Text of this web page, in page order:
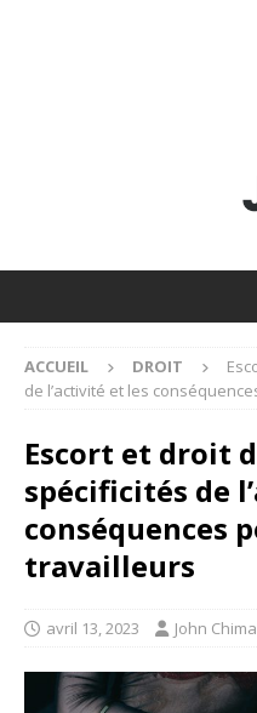
ACCUEIL DROIT
de l’activité et les
Escort et droit
spécificités de
conséquences
travailleurs
avril 13, 2023 John